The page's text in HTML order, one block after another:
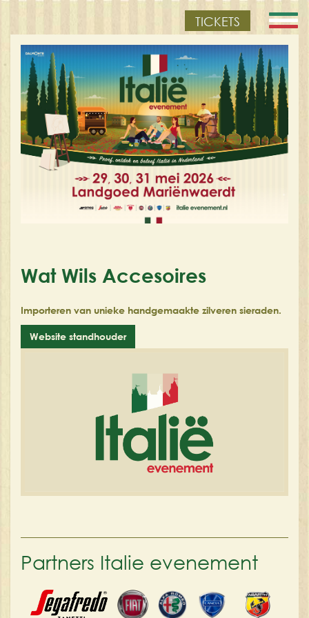
TICKETS
Wat Wils Accesoires
Importeren van unieke handgemaakte zilveren sieraden.
Website standhouder
Partners Italie evenement